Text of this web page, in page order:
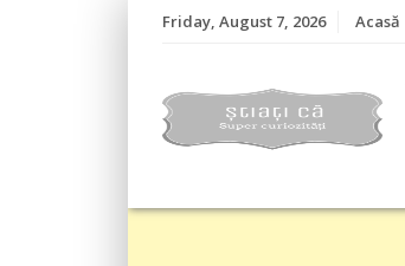
Friday, August 7, 2026 Acasă